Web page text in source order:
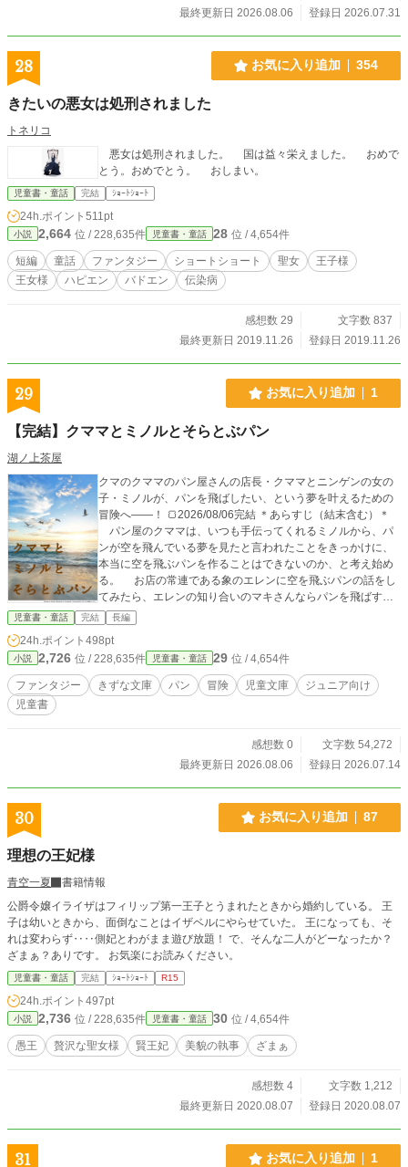
最終更新日 2026.08.06
登録日 2026.07.31
28 お気に入り追加 354
きたいの悪女は処刑されました
トネリコ
悪女は処刑されました。 国は益々栄えました。 おめで
とう。おめでとう。 おしまい。
児童書・童話 完結 ｼｮｰﾄｼｮｰﾄ
24h.ポイント 511pt
小説 2,664 位 / 228,635件 児童書・童話 28 位 / 4,654件
短編 童話 ファンタジー ショートショート 聖女
王子様
王女様
ハピエン バドエン 伝染病
感想数 29
文字数 837
最終更新日 2019.11.26
登録日 2019.11.26
29 お気に入り追加 1
【完結】クママとミノルとそらとぶパン
湖ノ上茶屋
クマのクママのパン屋さんの店長・クママとニンゲンの女の
子・ミノルが、パンを飛ばしたい、という夢を叶えるための
冒険へ――！ 🍞2026/08/06完結 ＊あらすじ（結末含む）＊
パン屋のクママは、いつも手伝ってくれるミノルから、パ
ンが空を飛んでいる夢を見たと言われたことをきっかけに、
本当に空を飛ぶパンを作ることはできないのか、と考え始め
る。 お店の常連である象のエレンに空を飛ぶパンの話をし
てみたら、エレンの知り合いのマキさんならパンを飛ばすこ
とができるかもしれないと、マキさんの家までの地図を書い
てくれた。 クママとミノルはマキさんのところへ冒険に出
るが、森には不気味な生き物や毒を持った蛇など、危険がい
っぱい。渡された地図の通りに進むつもりだったけれど、追
われて逃げたら湖に落ちて地図を失う。地図はビーバーのガ
ジィが拾ってくれたが、もう使い物になる状態ではなかっ
ダは罠らしい穴にはまってしまう。カモダは翼を使って脱出
できたが、クママとミノルは逃げられない。罠を仕掛けたの
所を目指す。 落ちた先にはネッシーのような巨大生物がい
た。ゴッジーというらしいその生物は、マキさんのところま
ルはマキさんのところへたどり着いた。 マキさんは食材に
言葉で指示を出し、料理をした。そんなマキさんと力を合わ
せて、クママとミノルは二人が乗れるほど大きな飛行機パン
を作り上げる。だが、滑走路がないこともあり、上手く風に
乗れない。悩んでいると、ワシのワシダがカモダを連れて飛
んできた。飛行機パンはワシダの協力によって風に乗り、空
を飛ぶ。 パンに乗って飛んで帰ったクママとミノルは、い
児童書・童話 完結 長編
24h.ポイント 498pt
小説 2,726 位 / 228,635件 児童書・童話 29 位 / 4,654件
ファンタジー きずな文庫 パン 冒険 児童文庫
ジュニア向け
児童書
感想数 0
文字数 54,272
最終更新日 2026.08.06
登録日 2026.07.14
30 お気に入り追加 87
理想の王妃様
青空一夏
書籍情報
公爵令嬢イライザはフィリップ第一王子とうまれたときから婚約している。 王
子は幼いときから、面倒なことはイザベルにやらせていた。 王になっても、そ
れは変わらず‥‥側妃とわがまま遊び放題！ で、そんな二人がどーなったか？
ざまぁ？ありです。 お気楽にお読みください。
児童書・童話 完結 ｼｮｰﾄｼｮｰﾄ R15
24h.ポイント 497pt
小説 2,736 位 / 228,635件 児童書・童話 30 位 / 4,654件
愚王 贅沢な聖女様 賢王妃 美貌の執事 ざまぁ
感想数 4
文字数 1,212
最終更新日 2020.08.07
登録日 2020.08.07
31 お気に入り追加 1